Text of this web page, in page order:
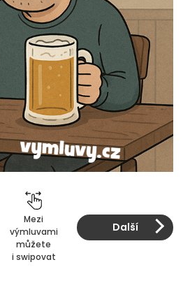
Mezi
výmluvami
můžete
i swipovat
Další